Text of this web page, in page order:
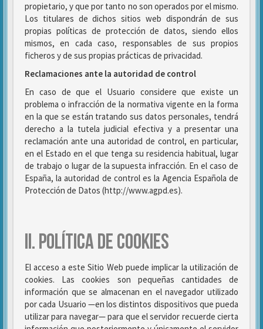
propietario, y que por tanto no son operados por el mismo.
Los titulares de dichos sitios web dispondrán de sus
propias políticas de protección de datos, siendo ellos
mismos, en cada caso, responsables de sus propios
ficheros y de sus propias prácticas de privacidad.
Reclamaciones ante la autoridad de control
En caso de que el Usuario considere que existe un
problema o infracción de la normativa vigente en la forma
en la que se están tratando sus datos personales, tendrá
derecho a la tutela judicial efectiva y a presentar una
reclamación ante una autoridad de control, en particular,
en el Estado en el que tenga su residencia habitual, lugar
de trabajo o lugar de la supuesta infracción. En el caso de
España, la autoridad de control es la Agencia Española de
Protección de Datos (http://www.agpd.es).
II. POLÍTICA DE COOKIES
El acceso a este Sitio Web puede implicar la utilización de
cookies. Las cookies son pequeñas cantidades de
información que se almacenan en el navegador utilizado
por cada Usuario —en los distintos dispositivos que pueda
utilizar para navegar— para que el servidor recuerde cierta